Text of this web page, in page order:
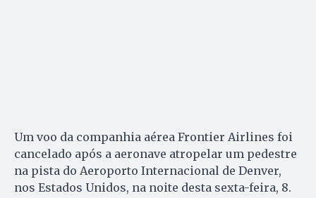
Um voo da companhia aérea Frontier Airlines foi
cancelado após a aeronave atropelar um pedestre
na pista do Aeroporto Internacional de Denver,
nos Estados Unidos, na noite desta sexta-feira, 8.